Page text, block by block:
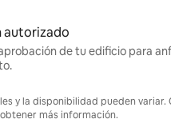
de tu edificio para
y la disponibilidad pueden
más información.